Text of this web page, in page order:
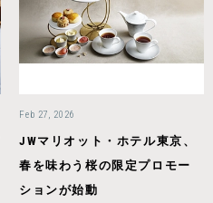
Feb 27, 2026
JWマリオット・ホテル東京、
春を味わう桜の限定プロモー
ションが始動